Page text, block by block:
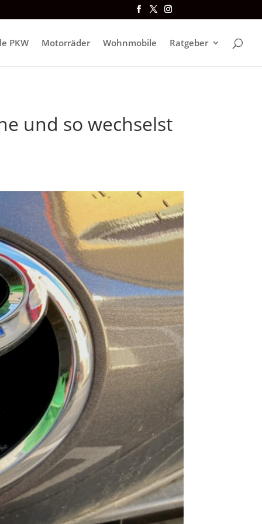
PKW Motorräder Wohnmobile Ratgeber
und so wechselst